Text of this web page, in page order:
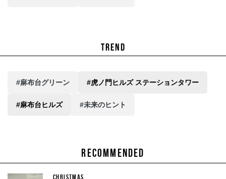
RECOMMENDED
CHRISTMAS
TREND
#麻布台グリーン #虎ノ門ヒルズ ステーションタワー
#麻布台ヒルズ #未来のヒント